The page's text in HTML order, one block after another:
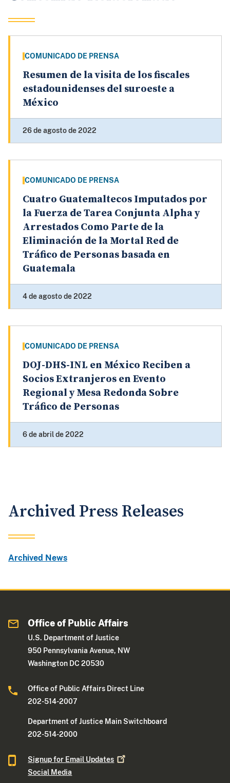
COMUNICADO DE PRENSA
Resumen de la visita de los fiscales
estadounidenses del suroeste a
México
26 de agosto de 2022
COMUNICADO DE PRENSA
Cuatro Guatemaltecos Imputados por
la Fuerza de Tarea Conjunta Alpha y
Arrestados Como Parte de la
Eliminación de la Mortal Red de
Tráfico de Personas basada en
Guatemala
4 de agosto de 2022
COMUNICADO DE PRENSA
DOJ-DHS-INL en México Reciben a
Socios Extranjeros en Evento
Regional y Mesa Redonda Sobre
Tráfico de Personas
6 de abril de 2022
Archived Press Releases
Archived News
Office of Public Affairs
U.S. Department of Justice
950 Pennsylvania Avenue, NW
Washington DC 20530
Office of Public Affairs Direct Line
202-514-2007
Department of Justice Main Switchboard
202-514-2000
Signup for Email Updates
Social Media